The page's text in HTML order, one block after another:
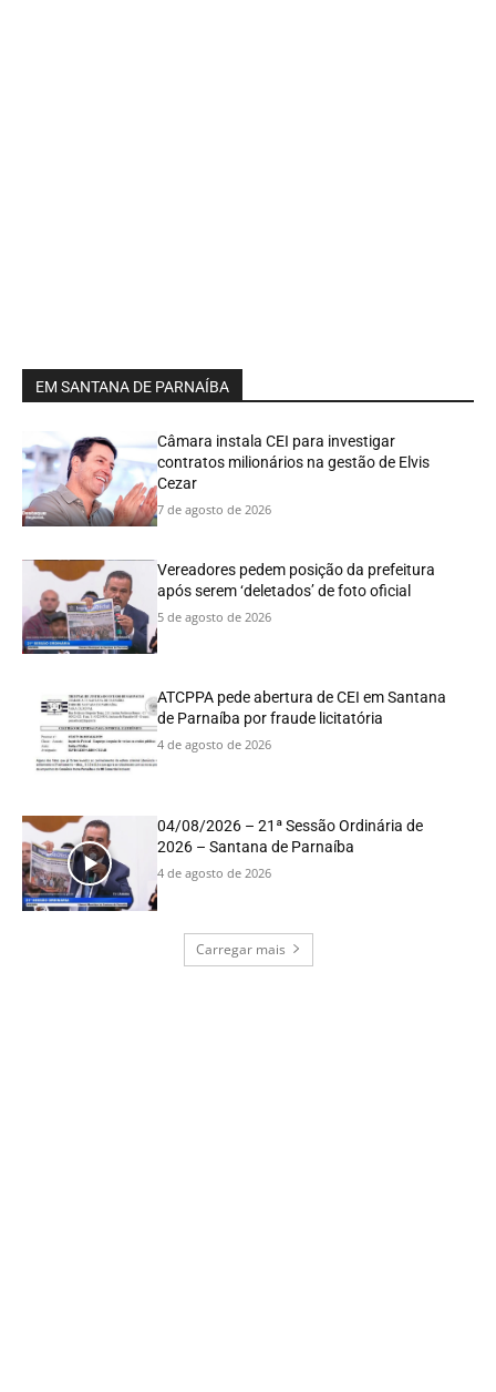
EM SANTANA DE PARNAÍBA
Câmara instala CEI para investigar
contratos milionários na gestão de Elvis
Cezar
7 de agosto de 2026
Vereadores pedem posição da prefeitura
após serem ‘deletados’ de foto oficial
5 de agosto de 2026
ATCPPA pede abertura de CEI em Santana
de Parnaíba por fraude licitatória
4 de agosto de 2026
04/08/2026 – 21ª Sessão Ordinária de
2026 – Santana de Parnaíba
4 de agosto de 2026
Carregar mais